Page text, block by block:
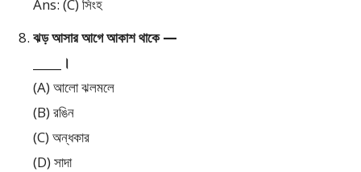
Ans: (C) সিংহ
ঝড় আসার আগে আকাশ থাকে —
_____।
(A) আলো ঝলমলে
(B) রঙিন
(C) অন্ধকার
(D) সাদা